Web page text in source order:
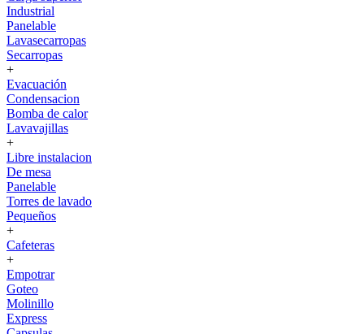
Industrial
Panelable
Lavasecarropas
Secarropas
+
Evacuación
Condensacion
Bomba de calor
Lavavajillas
+
Libre instalacion
De mesa
Panelable
Torres de lavado
Pequeños
+
Cafeteras
+
Empotrar
Goteo
Molinillo
Express